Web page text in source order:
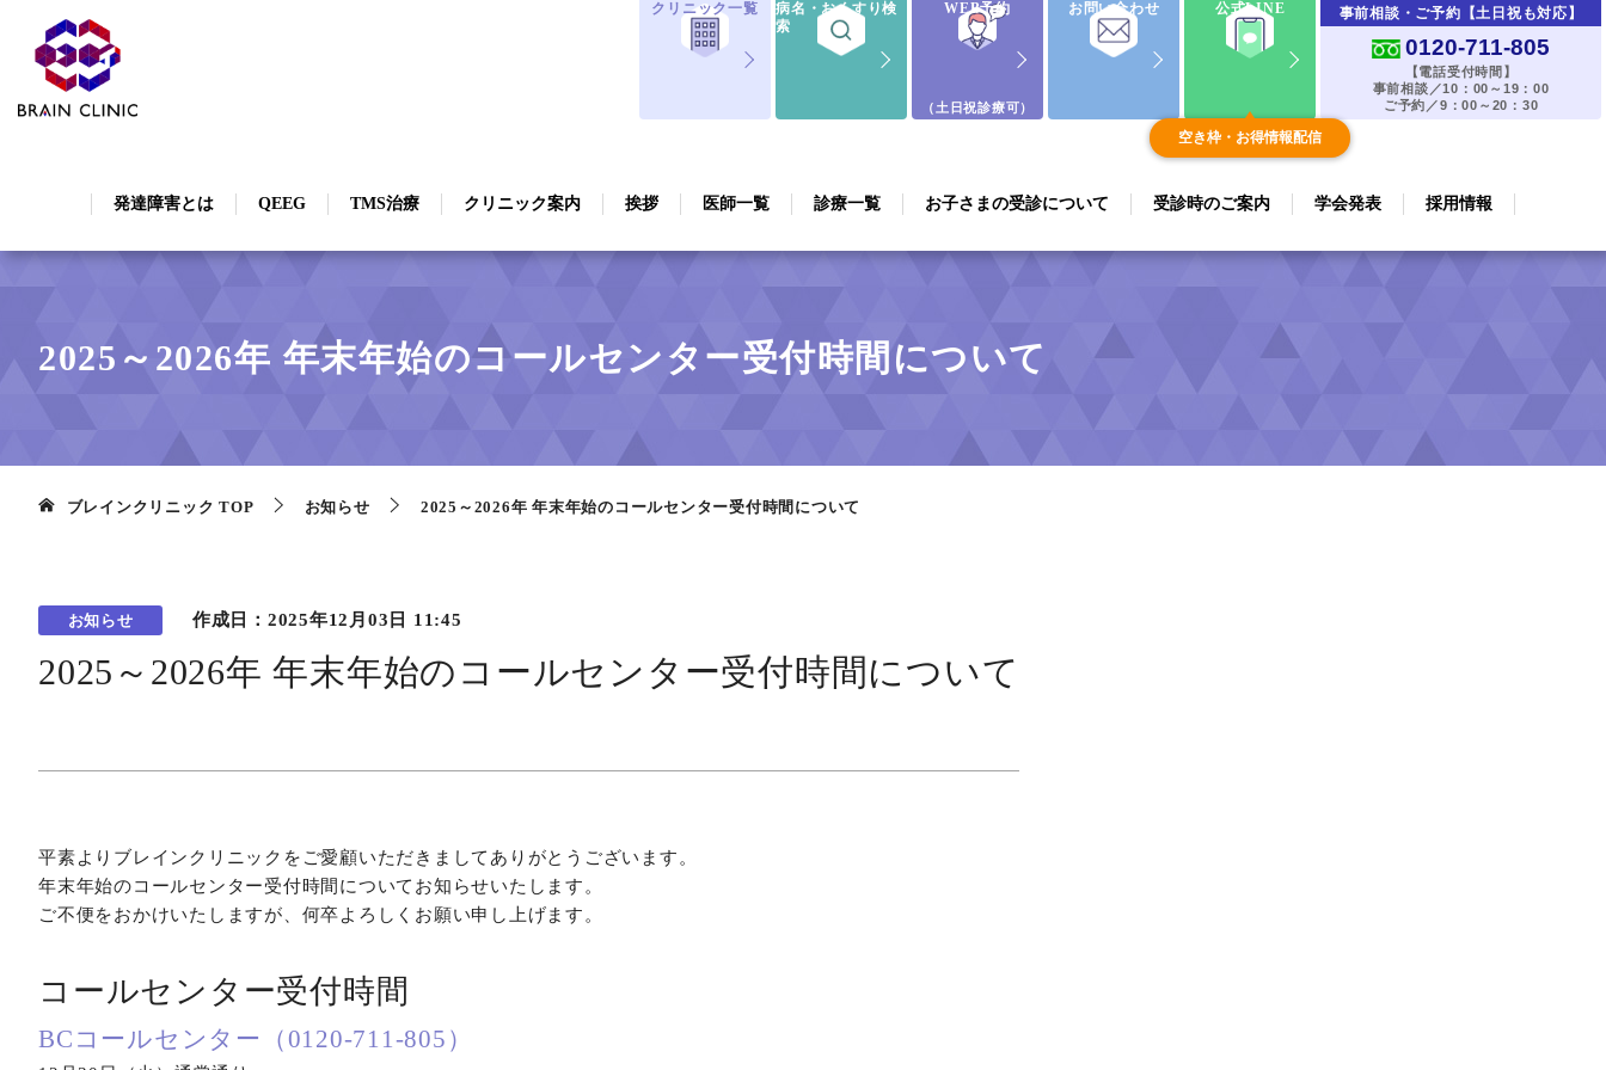
発達障害とは QEEG TMS治療 クリニック案内 挨拶 医師一覧 診療一覧 お子さまの受診について 受診時のご案内 学会発表 採用情報
クリニック一覧
病名・おくすり検
索
WEB予約
（土日祝診療可）
お問い合わせ 公式LINE
空き枠・お得情報配信
事前相談・ご予約【土日祝も対応】
0120-711-805
【電話受付時間】
事前相談／10：00～19：00
ご予約／9：00～20：30
2025～2026年 年末年始のコールセンター受付時間について
ブレインクリニック TOP お知らせ 2025～2026年 年末年始のコールセンター受付時間について
お知らせ 作成日： 2025年12月03日 11:45
2025～2026年 年末年始のコールセンター受付時間について
平素よりブレインクリニックをご愛顧いただきましてありがとうございます。
年末年始のコールセンター受付時間についてお知らせいたします。
ご不便をおかけいたしますが、何卒よろしくお願い申し上げます。
コールセンター受付時間
BCコールセンター（0120-711-805）